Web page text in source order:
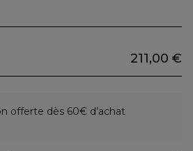
211,00 €
offerte dès 60€ d’achat